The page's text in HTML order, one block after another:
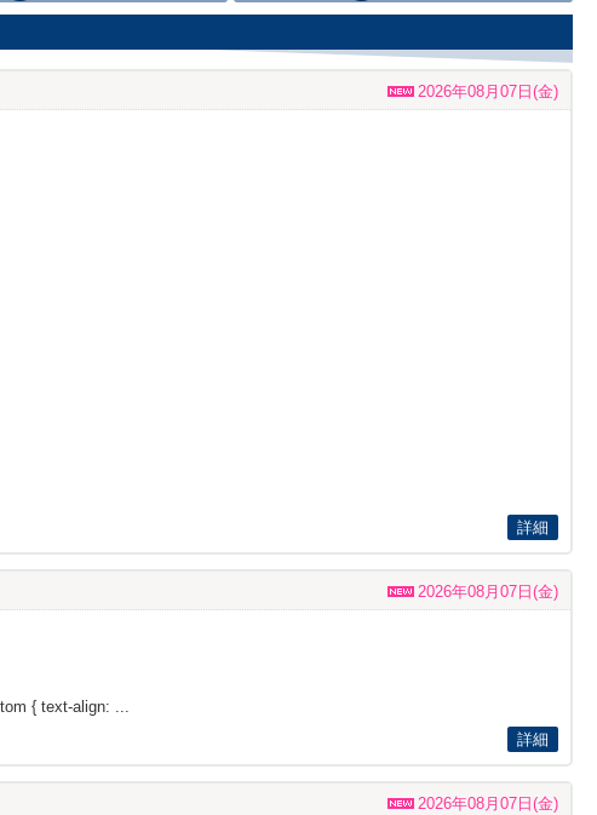
2026年08月07日(金)
詳細
2026年08月07日(金)
{ text-align: ...
詳細
2026年08月07日(金)